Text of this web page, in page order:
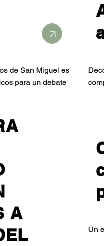
de San Miguel es
para un debate
A
Un